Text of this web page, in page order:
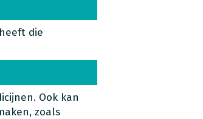
die
Ook kan
zoals